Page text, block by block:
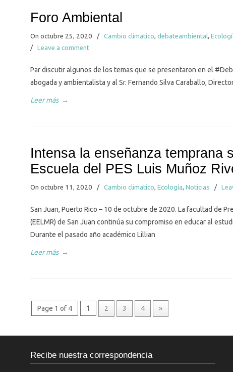
Foro Ambiental
On octubre 25, 2020 / Cambio climatico,debateambiental,
/Leave a comment
Par discutir algunos de los temas que se presentaron en el
abogada y ambientalista y al Sr. Fernando Silva Caraballo,
Leer más →
Intensa la enseñanza temprana
Escuela del PES Luis Muñoz
On octubre 11, 2020 / Cambio climatico,Ecología,Noticias /
San Juan, Puerto Rico – 10 de octubre de 2020. La facultad de
(EELMR) de San Juan continúa su compromiso en educar al
Durante el pasado año académico Lillian
Leer más →
Page 1 of 4 1 2 3 4 »
Recibe nuestra correspondencia